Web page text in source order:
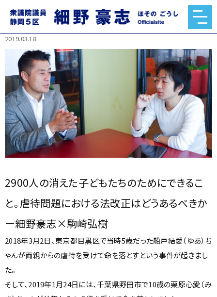
2900人の消えた子どもたちのためにできること。虐待問題に
おける法改正はどうあるべきか
2019.03.18
2900人の消えた子どもたちのためにできるこ
と。虐待問題における法改正はどうあるべきか
ー細野豪志×駒崎弘樹
2018年3月2日、東京都目黒区で当時5歳だった船戸結愛（ゆあ）ち
ゃんが両親からの虐待を受けて命を落とすという事件が起きまし
た。
そして、2019年1月24日には、千葉県野田市で10歳の栗原心愛（み